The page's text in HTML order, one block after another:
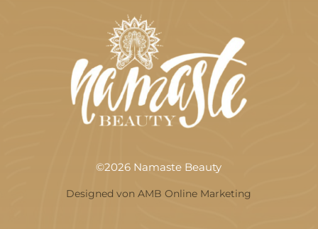
©2026 Namaste Beauty
Designed von AMB Online Marketing